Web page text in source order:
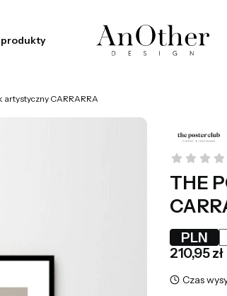
artystyczny CARRARRA
THE
PLN
Cena
210,95 zł
Czas